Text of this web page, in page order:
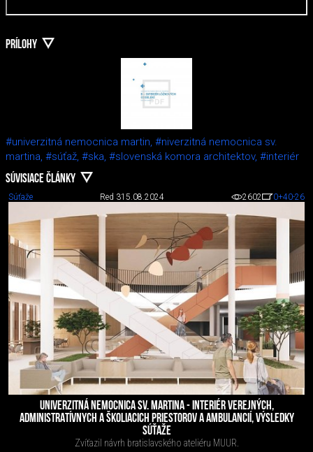
PRÍLOHY
#univerzitná nemocnica martin, #niverzitná nemocnica sv.
martina, #súťaž, #ska, #slovenská komora architektov, #interiér
SÚVISIACE ČLÁNKY
Súťaže Red 315.08.2024 2602 0+40-26
UNIVERZITNÁ NEMOCNICA SV. MARTINA - INTERIÉR VEREJNÝCH,
ADMINISTRATÍVNYCH A ŠKOLIACICH PRIESTOROV A AMBULANCIÍ, VÝSLEDKY
SÚŤAŽE
Zvíťazil návrh bratislavského ateliéru MUUR.